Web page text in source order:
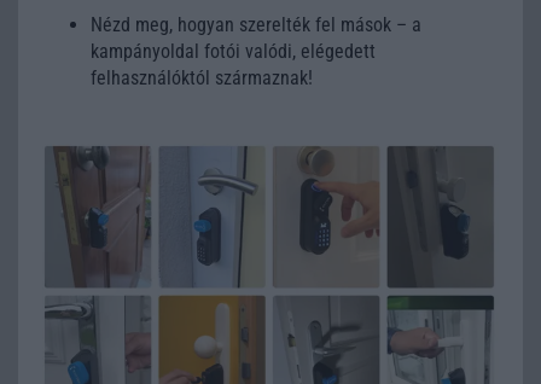
Nézd meg, hogyan szerelték fel mások – a
kampányoldal fotói valódi, elégedett
felhasználóktól származnak!